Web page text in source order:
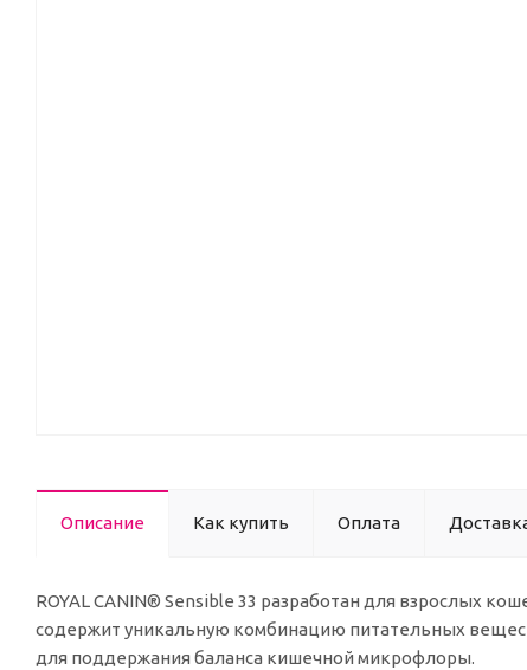
Описание Как купить Оплата
ROYAL CANIN® Sensible 33 разработан для взрослых
содержит уникальную комбинацию питательных
для поддержания баланса кишечной микрофлоры.